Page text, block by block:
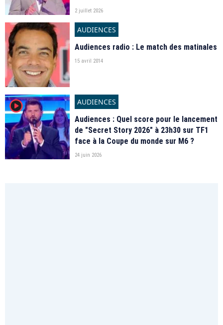
2 juillet 2026
AUDIENCES
Audiences radio : Le match des matinales
15 avril 2014
player2
AUDIENCES
Audiences : Quel score pour le lancement
de "Secret Story 2026" à 23h30 sur TF1
face à la Coupe du monde sur M6 ?
24 juin 2026